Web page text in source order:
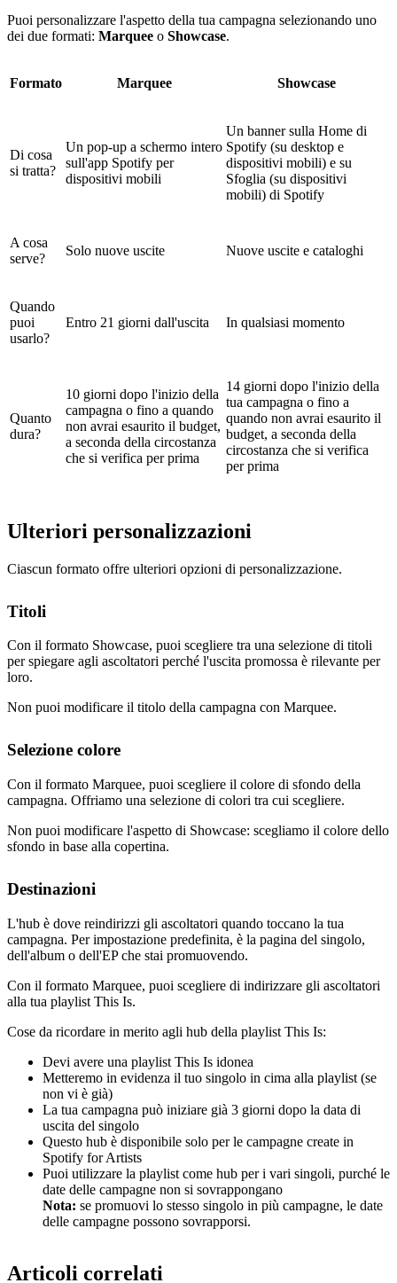
Puoi personalizzare l'aspetto della tua campagna selezionando uno
dei due formati: Marquee o Showcase.
Formato Marquee Showcase
Di cosa
si tratta?
Un pop-up a schermo intero
sull'app Spotify per
dispositivi mobili
Un banner sulla Home di
Spotify (su desktop e
dispositivi mobili) e su
Sfoglia (su dispositivi
mobili) di Spotify
A cosa
serve?
Solo nuove uscite Nuove uscite e cataloghi
Quando
puoi
usarlo?
Entro 21 giorni dall'uscita In qualsiasi momento
Quanto
dura?
10 giorni dopo l'inizio della
campagna o fino a quando
non avrai esaurito il budget,
a seconda della circostanza
che si verifica per prima
14 giorni dopo l'inizio della
tua campagna o fino a
quando non avrai esaurito il
budget, a seconda della
circostanza che si verifica
per prima
Ulteriori personalizzazioni
Ciascun formato offre ulteriori opzioni di personalizzazione.
Titoli
Con il formato Showcase, puoi scegliere tra una selezione di titoli
per spiegare agli ascoltatori perché l'uscita promossa è rilevante per
loro.
Non puoi modificare il titolo della campagna con Marquee.
Selezione colore
Con il formato Marquee, puoi scegliere il colore di sfondo della
campagna. Offriamo una selezione di colori tra cui scegliere.
Non puoi modificare l'aspetto di Showcase: scegliamo il colore dello
sfondo in base alla copertina.
Destinazioni
L'hub è dove reindirizzi gli ascoltatori quando toccano la tua
campagna. Per impostazione predefinita, è la pagina del singolo,
dell'album o dell'EP che stai promuovendo.
Con il formato Marquee, puoi scegliere di indirizzare gli ascoltatori
alla tua playlist This Is.
Cose da ricordare in merito agli hub della playlist This Is:
Devi avere una playlist This Is idonea
Metteremo in evidenza il tuo singolo in cima alla playlist (se
non vi è già)
La tua campagna può iniziare già 3 giorni dopo la data di
uscita del singolo
Questo hub è disponibile solo per le campagne create in
Spotify for Artists
Puoi utilizzare la playlist come hub per i vari singoli, purché le
date delle campagne non si sovrappongano
Nota: se promuovi lo stesso singolo in più campagne, le date
delle campagne possono sovrapporsi.
Articoli correlati